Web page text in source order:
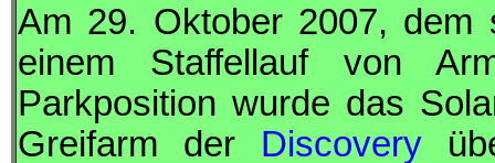
Am 29. Oktober 2007,
einem Staffellauf von
Parkposition wurde das
Greifarm der Discovery